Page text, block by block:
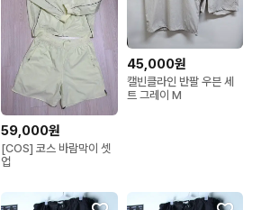
59,000원
[COS] 코스 바람막이 셋
업
45,000원
캘빈클라인 반팔 우븐 세
트 그레이 M